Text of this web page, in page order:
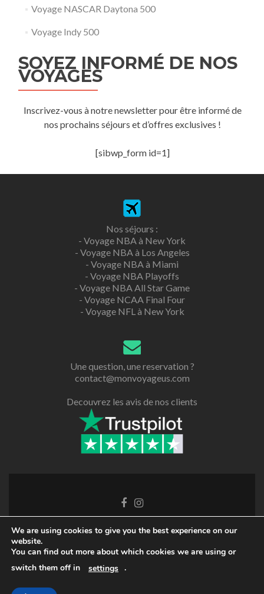
Voyage NASCAR Daytona 500
Voyage Indy 500
SOYEZ INFORMÉ DE NOS
VOYAGES
Inscrivez-vous à notre newsletter pour être informé de
nos prochains séjours et d’offres exclusives !
[sibwp_form id=1]
Nos séjours :
- Voyage NBA à New York
- Voyage NBA à Los Angeles
- Voyage NBA à Miami
- Voyage NBA Playoffs
- Voyage NBA All Star Game
- Voyage NCAA Final Four
- Voyage NFL à New York
Une question, une reservation ?
contact@monvoyageus.com
Decouvrez les avis de nos clients
Retrouvez nous sur les reseaux sociaux !
Foire Aux Questions- Nos CGV-Mentions légales
We are using cookies to give you the best experience on our
website.
You can find out more about which cookies we are using or
switch them off in
settings .